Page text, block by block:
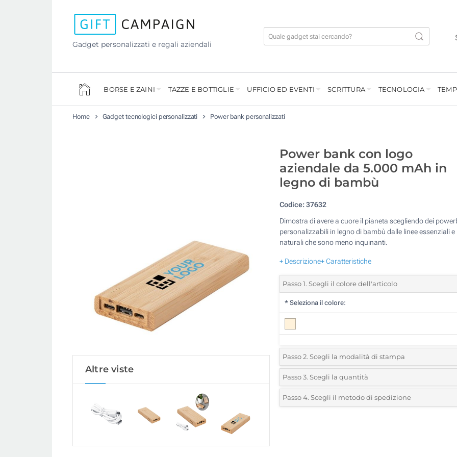
Gadget personalizzati e regali aziendali
BORSE E ZAINI TAZZE E BOTTIGLIE UFFICIO ED EVENTI SCRITTURA TECNOLOGIA
Home Gadget tecnologici personalizzati Power bank personalizzati
Altre viste
Power bank con logo
aziendale da 5.000 mAh in
legno di bambù
Codice: 37632
Dimostra di avere a cuore il pianeta scegliendo dei
personalizzabili in legno di bambù dalle linee essenziali e
naturali che sono meno inquinanti.
+ Descrizione+ Caratteristiche
Passo 1. Scegli il colore dell'articolo
* Seleziona il colore:
Passo 2. Scegli la modalità di stampa
*Seleziona la posizione di stampa e il colore del vostro
1 Colore (Su un lato)
Passo 3. Scegli la quantità
*Quantità desiderata:
Passo 4. Scegli il metodo di spedizione